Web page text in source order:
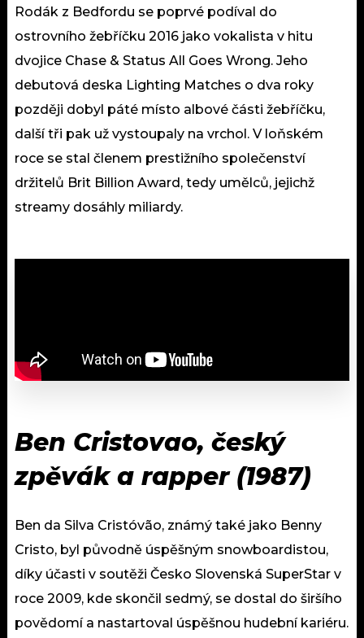
Rodák z Bedfordu se poprvé podíval do
ostrovního žebříčku 2016 jako vokalista v hitu
dvojice Chase & Status All Goes Wrong. Jeho
debutová deska Lighting Matches o dva roky
později dobyl páté místo albové části žebříčku,
další tři pak už vystoupaly na vrchol. V loňském
roce se stal členem prestižního společenství
držitelů Brit Billion Award, tedy umělců, jejichž
streamy dosáhly miliardy.
Ben Cristovao, český
zpěvák a rapper (1987)
Ben da Silva Cristóvão, známý také jako Benny
Cristo, byl původně úspěšným snowboardistou,
díky účasti v soutěži Česko Slovenská SuperStar v
roce 2009, kde skončil sedmý, se dostal do širšího
povědomí a nastartoval úspěšnou hudební kariéru.